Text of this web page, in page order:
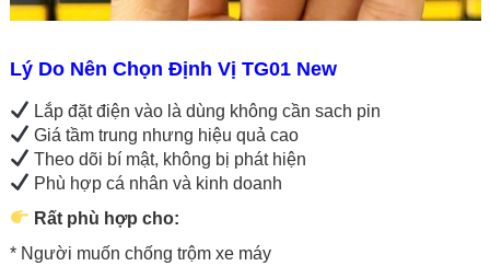
Lý Do Nên Chọn Định Vị TG01 New
Lắp đặt điện vào là dùng không cần sach pin
Giá tầm trung nhưng hiệu quả cao
Theo dõi bí mật, không bị phát hiện
Phù hợp cá nhân và kinh doanh
Rất phù hợp cho:
* Người muốn chống trộm xe máy